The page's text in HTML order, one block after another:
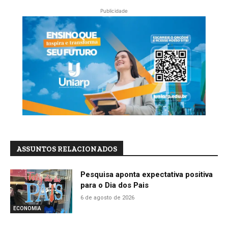
Publicidade
ASSUNTOS RELACIONADOS
ECONOMIA
Pesquisa aponta expectativa positiva
para o Dia dos Pais
6 de agosto de 2026